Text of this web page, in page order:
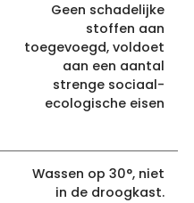
Geen schadelijke
stoffen aan
toegevoegd, voldoet
aan een aantal
strenge sociaal-
ecologische eisen
Wassen op 30°, niet
in de droogkast.